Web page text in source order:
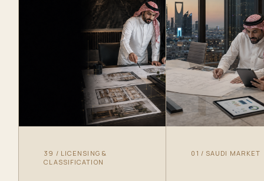
39 / LICENSING &
CLASSIFICATION
01 / SAUDI MARKET